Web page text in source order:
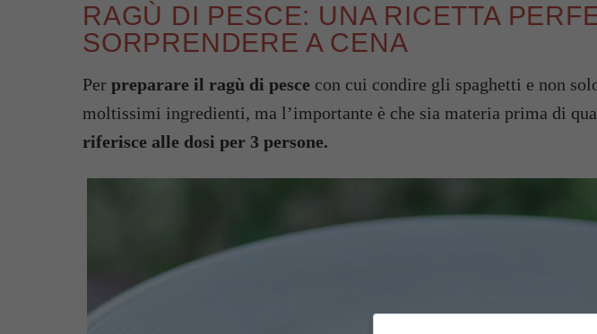
RAGÙ DI PESCE: UNA RICETTA
SORPRENDERE A CENA
Per preparare il ragù di pesce con cui condire gli spaghetti e non
moltissimi ingredienti, ma l’importante è che sia materia prima di
riferisce alle dosi per 3 persone.